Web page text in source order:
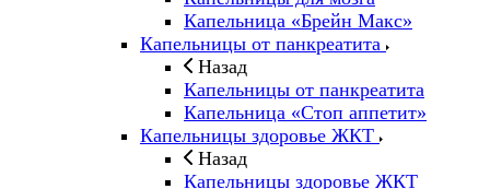
Капельница «Брейн Макс»
Капельницы от панкреатита
Назад
Капельницы от панкреатита
Капельница «Стоп аппетит»
Капельницы здоровье ЖКТ
Назад
Капельницы здоровье ЖКТ